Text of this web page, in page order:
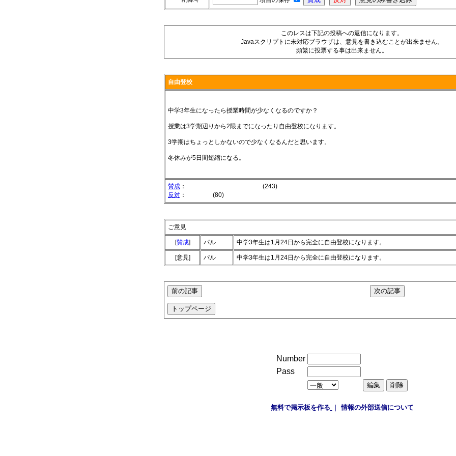
このレスは下記の投稿への返信になります。
Javaスクリプトに未対応ブラウザは、意見を書き込むことが出来ません。
頻繁に投票する事は出来ません。
自由登校
中学3年生になったら授業時間が少なくなるのですか？
授業は3学期辺りから2限までになったり自由登校になります。
3学期はちょっとしかないので少なくなるんだと思います。
冬休みが5日間短縮になる。
賛成 ：
(243)
反対 ： (80)
ご意見
[賛成] パル 中学3年生は1月24日から完全に自由登校になります。
[意見] パル 中学3年生は1月24日から完全に自由登校になります。
Number
Pass
無料で掲示板を作る ｜情報の外部送信について